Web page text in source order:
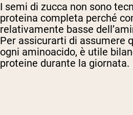
I semi di zucca non sono
proteina completa perché
relativamente basse
Per assicurarti di assumere
ogni aminoacido, è utile
proteine durante la giornata.